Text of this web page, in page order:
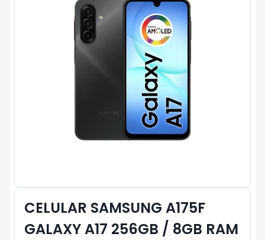
CELULAR SAMSUNG A175F
GALAXY A17 256GB / 8GB RAM